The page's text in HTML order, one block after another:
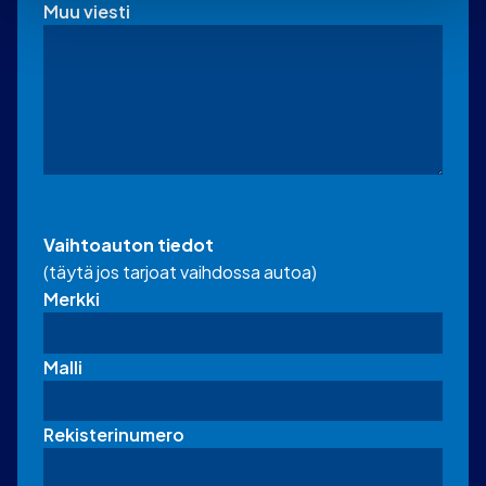
Muu viesti
Vaihtoauton tiedot
(täytä jos tarjoat vaihdossa autoa)
Merkki
Malli
Rekisterinumero